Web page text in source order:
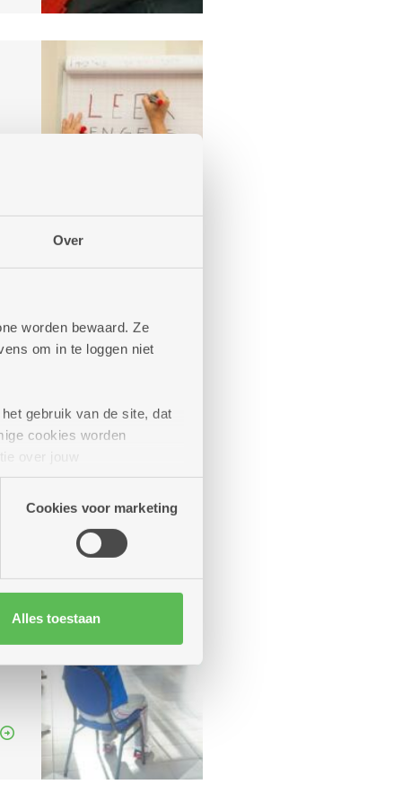
Over
worden bewaard. Ze
om in te loggen niet
gebruik van de site, dat
cookies worden
kunnen deze gegevens
Cookies voor marketing
Alles toestaan